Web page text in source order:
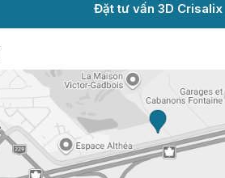
Đặt tư vấn 3D Crisalix